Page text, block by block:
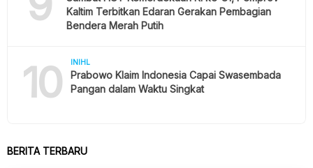
Kaltim Terbitkan Edaran Gerakan Pembagian
Bendera Merah Putih
10 INIHL
Prabowo Klaim Indonesia Capai Swasembada
Pangan dalam Waktu Singkat
BERITA TERBARU